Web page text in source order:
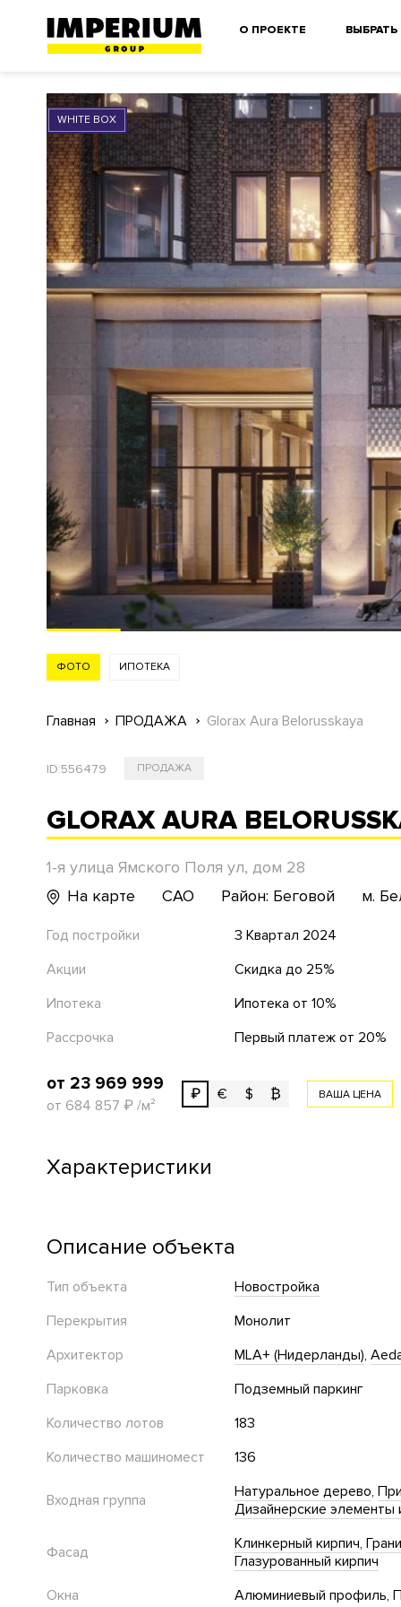
О ПРОЕКТЕ ВЫБРАТЬ
WHITE BOX
ФОТО ИПОТЕКА
Главная ПРОДАЖА Glorax Aura Belorusskaya
ID:556479 ПРОДАЖА
GLORAX AURA
1-я улица Ямского Поля ул, дом 28
На карте
САО Район: Беговой м.
Год постройки
3 Квартал 2024
Акции
Скидка до 25%
Ипотека
Ипотека от 10%
Рассрочка
Первый платеж от 20%
от 23 969 999
от 684 857 ₽ /м²
₽ € $ ₿ ВАША ЦЕНА
Характеристики
Описание объекта
Тип объекта
Новостройка
Перекрытия
Монолит
Архитектор
MLA+ (Нидерланды)
Парковка
Подземный паркинг
Количество лотов
183
Количество машиномест
136
Входная группа Натуральное дерево
Дизайнерские элементы
Фасад Клинкерный кирпич
Глазурованный кирпич
Окна
Алюминиевый профиль